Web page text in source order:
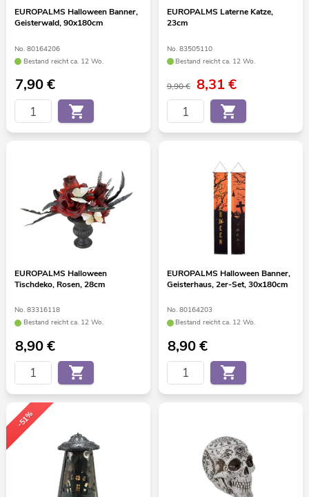
EUROPALMS Halloween Banner,
Geisterwald, 90x180cm
No. 80164206
Bestand reicht ca. 12 Wo.
7,90€
EUROPALMS Laterne Katze,
23cm
No. 83505110
Bestand reicht ca. 12 Wo.
9,90 € 8,31€
EUROPALMS Halloween
Tischdeko, Rosen, 28cm
No. 83316118
Bestand reicht ca. 12 Wo.
8,90€
EUROPALMS Halloween Banner,
Geisterhaus, 2er-Set, 30x180cm
No. 80164203
Bestand reicht ca. 12 Wo.
8,90€
-51%